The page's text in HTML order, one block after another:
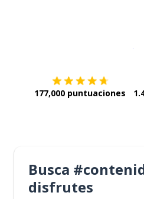
177,000 puntuaciones
Busca
disfrutes